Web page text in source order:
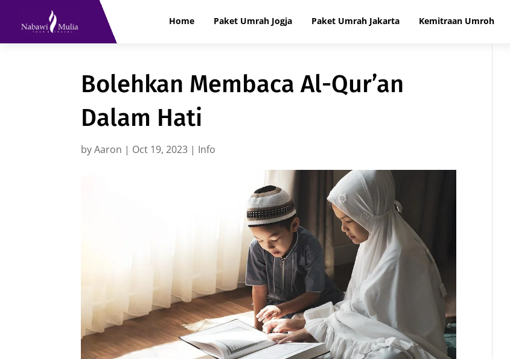
Home Paket Umrah Jogja Paket Umrah Jakarta Kemitraan Umroh
Bolehkan Membaca Al-Qur’an
Dalam Hati
byAaron | Oct 19, 2023 | Info